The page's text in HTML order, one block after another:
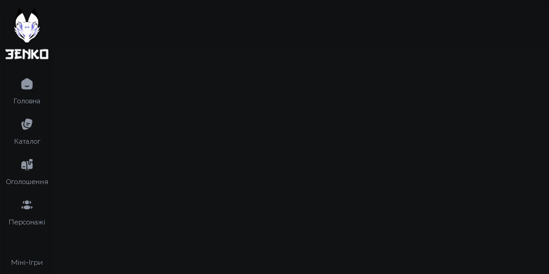
Головна
Каталог
Оголошення
Персонажі
Міні-Ігри